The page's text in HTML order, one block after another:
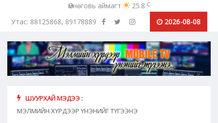
Өмнөговь аймагт 25.8 c
Утас: 88125868, 89178889
2026-08-08
ШУУРХАЙ МЭДЭЭ :
МЭЛМИЙН ХҮРДЭЭР ҮНЭНИЙГ ТҮГЭЭНЭ